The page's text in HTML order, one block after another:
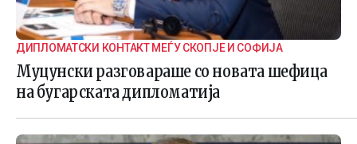
ДИПЛОМАТСКИ КОНТАКТ МЕЃУ СКОПЈЕ И СОФИЈА
Муцунски разговараше со новата шефица
на бугарската дипломатија